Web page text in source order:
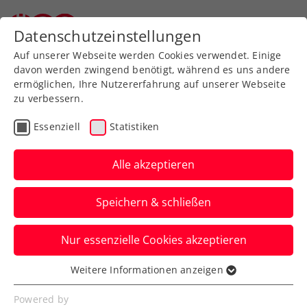
Zurück zur Newsübersicht
Turniere
ITF Pörtschach: Kraus
feiert auch zweiten W25-
Triumph in Kärnten
Österreichs Nummer zwei lässt sich beim
internationalen Damenturnier in der
Werzer Arena im Endspiel nicht stoppen.
Verfasst von: Manuel Wachta, 19.06.2022
Datenschutzeinstellungen
Auf unserer Webseite werden Cookies verwendet. Einige
davon werden zwingend benötigt, während es uns andere
ermöglichen, Ihre Nutzererfahrung auf unserer Webseite
zu verbessern.
Essenziell Statistiken
Alle akzeptieren
Speichern & schließen
Nur essenzielle Cookies akzeptieren
Essenziell
Essenzielle Cookies werden für grundlegende
Weitere Informationen anzeigen
Powered by